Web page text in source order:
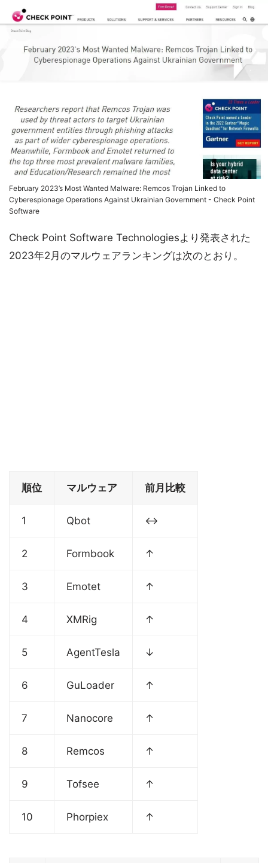
February 2023’s Most Wanted Malware: Remcos Trojan Linked to
Cyberespionage Operations Against Ukrainian Government - Check Point
Software
Check Point Software Technologiesより発表された
2023年2月のマルウェアランキングは次のとおり。
順位 マルウェア 前月比較
1 Qbot ↔
2 Formbook ↑
3 Emotet ↑
4 XMRig ↑
5 AgentTesla ↓
6 GuLoader ↑
7 Nanocore ↑
8 Remcos ↑
9 Tofsee ↑
10 Phorpiex ↑